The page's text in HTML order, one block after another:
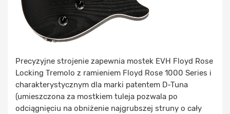
Precyzyjne strojenie zapewnia mostek EVH Floyd Rose
Locking Tremolo z ramieniem Floyd Rose 1000 Series i
charakterystycznym dla marki patentem D-Tuna
(umieszczona za mostkiem tuleja pozwala po
odciągnięciu na obniżenie najgrubszej struny o cały